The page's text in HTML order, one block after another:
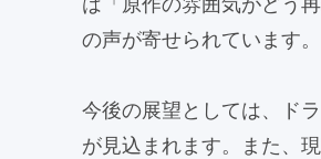
の声が寄せられています。
今後の展望としては、ド
が見込まれます。また、